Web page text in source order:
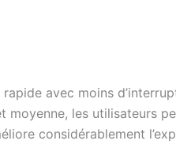
avec moins
moyenne, les utilisateurs
considérablement